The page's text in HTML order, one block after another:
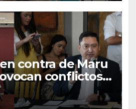
contra de Maru
conflictos
del PAN y